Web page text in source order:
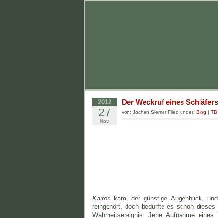
2012
27
Nov.
Der Weckruf eines Schläfers
von: Jochen Siemer Filed under: Blog | TB
Kairos kam, der günstige Augenblick,
reingehört, doch bedurfte es schon
Wahrheitsereignis. Jene Aufnahme